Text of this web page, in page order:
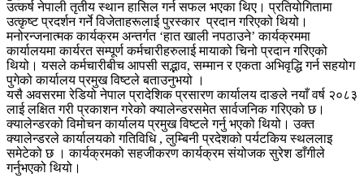
उत्कर्ष नेपाली तृतीय स्थान हासिल गर्न सफल भएका थिए। प्रतियोगितामा
उत्कृष्ट प्रदर्शन गर्ने विजेताहरूलाई पुरस्कार प्रदान गरिएको थियो।
मनोरन्जनात्मक कार्यक्रम अन्तर्गत ‘हात खाली नपठाउने’ कार्यक्रममा
कार्यालयमा कार्यरत सम्पूर्ण कर्मचारीहरुलाई मायाको चिनो प्रदान गरिएको
थियो। यसले कर्मचारीबीच आपसी सद्भाव, सम्मान र एकता अभिवृद्धि गर्न सहयोग
पुगेको कार्यालय प्रमुख विष्टले बताउनुभयो ।
यसै अवसरमा रेडियो नेपाल प्रादेशिक प्रसारण कार्यालय दाङले नयाँ वर्ष २०८३
लाई लक्षित गरी प्रकाशन गरेको क्यालेन्डरसमेत सार्वजनिक गरिएको छ।
क्यालेन्डरको विमोचन कार्यालय प्रमुख विष्टले गर्नु भएको थियो। उक्त
क्यालेन्डरले कार्यालयको गतिविधि , लुम्बिनी प्रदेशको पर्यटकिय स्थललाइ
समेटेको छ । कार्यक्रमको सहजीकरण कार्यक्रम संयोजक सुरेश डाँगीले
गर्नुभएको थियो।